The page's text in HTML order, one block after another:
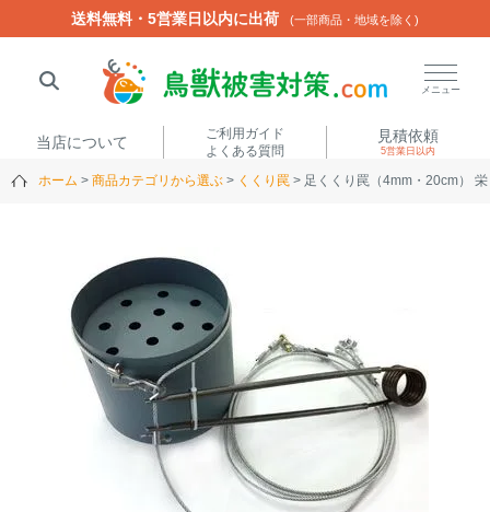
送料無料・5営業日以内に出荷 (一部商品・地域を除く)
メニュー
当店について
ご利用ガイド
よくある質問
見積依頼
5営業日以内
ホーム 商品カテゴリから選ぶ くくり罠 足くくり罠（4mm・20cm）
送料無料・5営業日以内に出荷 (一部商品・地域を除く)
閉じる
いのししくん
アニマルネット2300
アニマルセンサー
商品カテゴリから選ぶ
（アライグマ・ハ
クビシン・ネズミ等）